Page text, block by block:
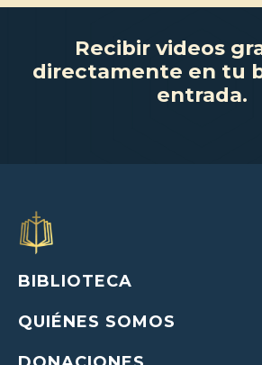
Recibir videos
directamente en tu
entrada.
BIBLIOTECA
QUIÉNES SOMOS